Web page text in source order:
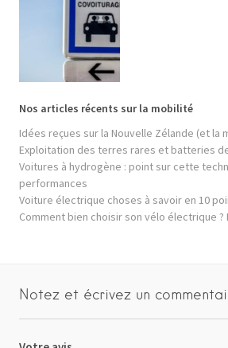
Nos articles récents sur la mobilité
Idées reçues sur la Nouvelle Zélande (et la
Exploitation des terres rares et batteries
Voitures à hydrogène : point sur cette
performances
Voiture électrique choses à savoir en 10
Comment bien choisir son vélo électrique ?
Notez et écrivez un